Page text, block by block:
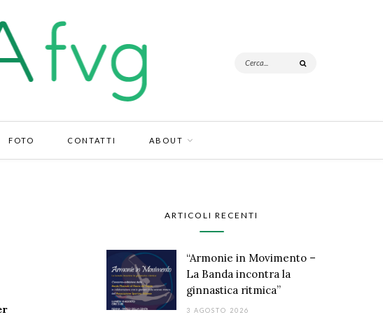
FOTO CONTATTI ABOUT
ARTICOLI RECENTI
“Armonie in Movimento –
La Banda incontra la
ginnastica ritmica”
3 AGOSTO 2026